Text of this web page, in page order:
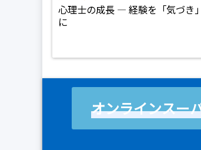
心理士の成長 ― 経験を「気づき
に
オンラインスー